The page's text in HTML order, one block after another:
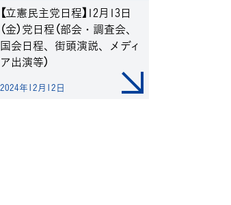
【立憲民主党日程】12月13日
（金）党日程（部会・調査会、
国会日程、街頭演説、メディ
ア出演等）
2024年12月12日